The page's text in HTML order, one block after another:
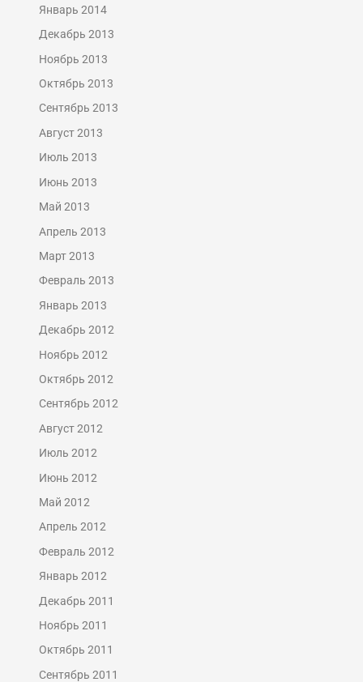
Январь 2014
Декабрь 2013
Ноябрь 2013
Октябрь 2013
Сентябрь 2013
Август 2013
Июль 2013
Июнь 2013
Май 2013
Апрель 2013
Март 2013
Февраль 2013
Январь 2013
Декабрь 2012
Ноябрь 2012
Октябрь 2012
Сентябрь 2012
Август 2012
Июль 2012
Июнь 2012
Май 2012
Апрель 2012
Февраль 2012
Январь 2012
Декабрь 2011
Ноябрь 2011
Октябрь 2011
Сентябрь 2011